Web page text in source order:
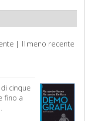
| Il meno recente
cinque
fino a